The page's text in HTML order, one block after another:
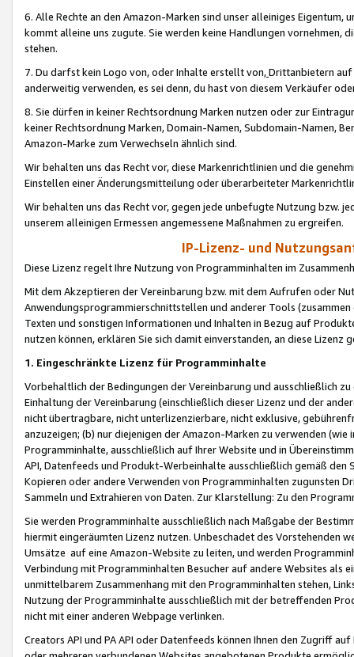
6. Alle Rechte an den Amazon-Marken sind unser alleiniges
kommt alleine uns zugute. Sie werden keine Handlungen vornehmen,
stehen.
7. Du darfst kein Logo von, oder Inhalte erstellt von,Drittanbietern auf
anderweitig verwenden, es sei denn, du hast von diesem Verkäufer
8. Sie dürfen in keiner Rechtsordnung Marken nutzen oder zur
keiner Rechtsordnung Marken, Domain-Namen, Subdomain-Namen,
Amazon-Marke zum Verwechseln ähnlich sind.
Wir behalten uns das Recht vor, diese Markenrichtlinien und die
Einstellen einer Änderungsmitteilung oder überarbeiteter
Wir behalten uns das Recht vor, gegen jede unbefugte Nutzung bzw.
unserem alleinigen Ermessen angemessene Maßnahmen zu ergreifen.
IP-Lizenz- und
Diese Lizenz regelt Ihre Nutzung von Programminhalten im
Mit dem Akzeptieren der Vereinbarung bzw. mit dem Aufrufen oder
Anwendungsprogrammierschnittstellen und anderer Tools (zusammen
Texten und sonstigen Informationen und Inhalten in Bezug auf
nutzen können, erklären Sie sich damit einverstanden, an diese Lizenz
1. Eingeschränkte Lizenz für Programminhalte
Vorbehaltlich der Bedingungen der Vereinbarung und ausschließlich
Einhaltung der Vereinbarung (einschließlich dieser Lizenz und der
nicht übertragbare, nicht unterlizenzierbare, nicht exklusive,
anzuzeigen; (b) nur diejenigen der Amazon-Marken zu verwenden
Programminhalte, ausschließlich auf Ihrer Website und in
API, Datenfeeds und Produkt-Werbeinhalte ausschließlich gemäß
Kopieren oder andere Verwenden von Programminhalten zugunsten
Sammeln und Extrahieren von Daten. Zur Klarstellung: Zu den
Sie werden Programminhalte ausschließlich nach Maßgabe der
hiermit eingeräumten Lizenz nutzen. Unbeschadet des Vorstehenden
Umsätze auf eine Amazon-Website zu leiten, und werden
Verbindung mit Programminhalten Besucher auf andere Websites als
unmittelbarem Zusammenhang mit den Programminhalten stehen,
Nutzung der Programminhalte ausschließlich mit der betreffenden
nicht mit einer anderen Webpage verlinken.
Creators API und PA API oder Datenfeeds können Ihnen den Zugriff